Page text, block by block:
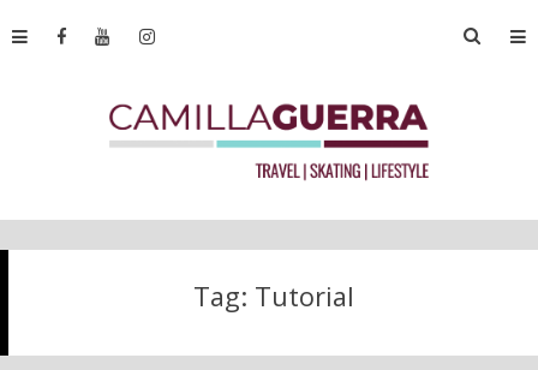
Tag: Tutorial